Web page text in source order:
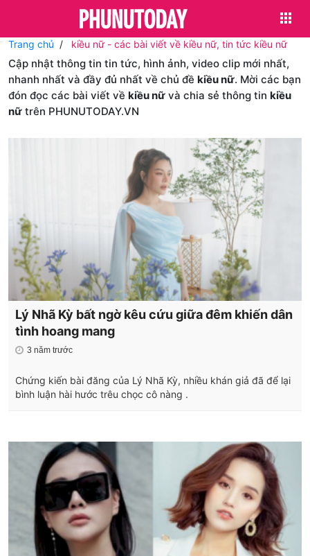
Trang chủ kiều nữ - các bài viết về kiều nữ, tin tức kiều nữ
Cập nhật thông tin tin tức, hình ảnh, video clip mới nhất,
nhanh nhất và đầy đủ nhất về chủ đề kiều nữ. Mời các bạn
đón đọc các bài viết về kiều nữ và chia sẻ thông tin kiều
nữ trên PHUNUTODAY.VN
Lý Nhã Kỳ bất ngờ kêu cứu giữa đêm khiến dân
tình hoang mang
3 năm trước
Chứng kiến bài đăng của Lý Nhã Kỳ, nhiều khán giả đã để lại
bình luận hài hước trêu chọc cô nàng .